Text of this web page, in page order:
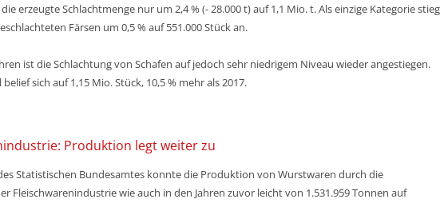
erzeugte Schlachtmenge nur um 2,4 % (- 28.000 t) auf 1,1 Mio. t. Als einzige Kategorie stieg
Färsen um 0,5 % auf 551.000 Stück an.
ist die Schlachtung von Schafen auf jedoch sehr niedrigem Niveau wieder angestiegen.
belief sich auf 1,15 Mio. Stück, 10,5 % mehr als 2017.
Produktion legt weiter zu
Statistischen Bundesamtes konnte die Produktion von Wurstwaren durch die
Fleischwarenindustrie wie auch in den Jahren zuvor leicht von 1.531.959 Tonnen auf